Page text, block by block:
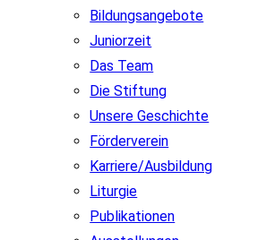
Bildungsangebote
Juniorzeit
Das Team
Die Stiftung
Unsere Geschichte
Förderverein
Karriere/Ausbildung
Liturgie
Publikationen